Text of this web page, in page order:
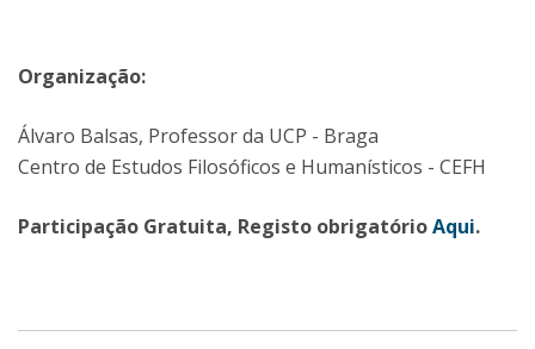
Organização:
Álvaro Balsas, Professor da UCP - Braga
Centro de Estudos Filosóficos e Humanísticos - CEFH
Participação Gratuita, Registo obrigatórioAqui.